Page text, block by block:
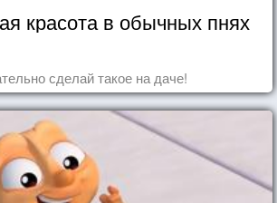
красота в обычных пнях
сделай такое на даче!